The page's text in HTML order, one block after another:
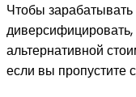
Чтобы
альтернативной
если вы пропустите